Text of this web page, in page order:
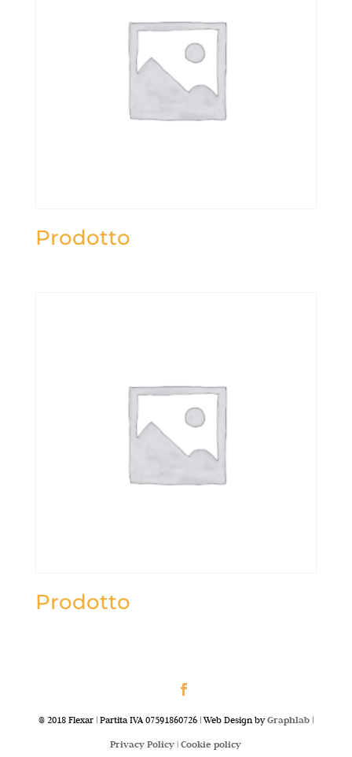
Prodotto
Prodotto
@ 2018 Flexar | Partita IVA 07591860726 | Web Design byGraphlab|
Privacy Policy |Cookie policy